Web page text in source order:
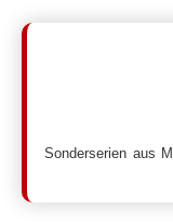
Sonderserien aus